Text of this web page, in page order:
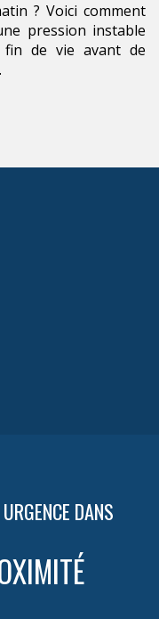
? Voici comment
pression instable
de vie avant de
DANS